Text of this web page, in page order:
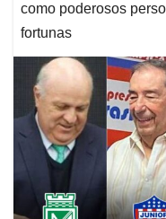
como poderosos
fortunas